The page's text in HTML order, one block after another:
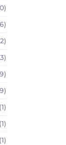
(1)
(1)
(1)